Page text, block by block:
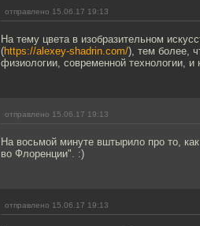
отправлено 15.06.17 19:13
На тему цвета в изобразительном
(https://alexey-shadrin.com/), тем более,
физиологии, современной технологии,
отправлено 15.06.17 19:13
На восьмой минуте вштырило про то,
во Флоренции". :)
отправлено 15.06.17 19:13